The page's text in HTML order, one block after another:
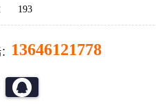
193
13646121778